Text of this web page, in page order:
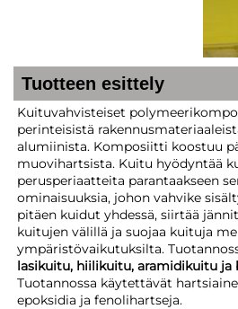
Tuotteen esittely
Kuituvahvisteiset
perinteisistä
alumiinista. Komposiitti koostuu
muovihartsista. Kuitu hyödyntää
perusperiaatteita parantaakseen
ominaisuuksia, johon vahvike
pitäen kuidut yhdessä, siirtää
kuitujen välillä ja suojaa kuituja
ympäristövaikutuksilta.
lasikuitu, hiilikuitu, aramidikuitu ja
Tuotannossa käytettävät
epoksidia ja fenolihartseja.